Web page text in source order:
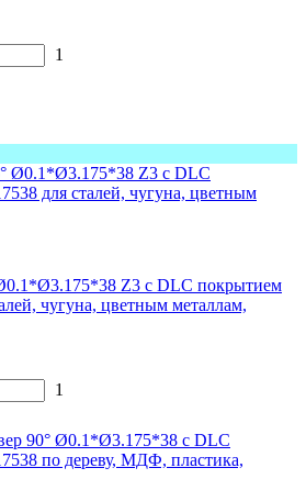
1
Z3 с DLC покрытием
чугуна, цветным металлам,
1